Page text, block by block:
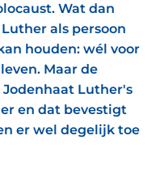
Wat dan
als persoon
houden: wél voor
Maar de
Luther's
en dat bevestigt
er wel degelijk toe